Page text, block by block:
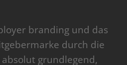
branding und das
durch die
grundlegend,